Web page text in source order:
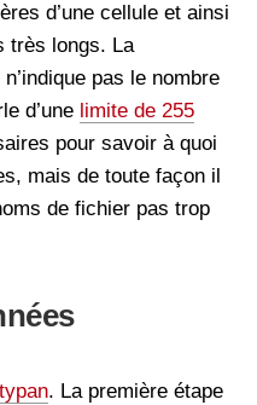
d’une cellule et ainsi
très longs. La
pas le nombre
d’une limite de 255
pour savoir à quoi
mais de toute façon il
de fichier pas trop
. La première étape